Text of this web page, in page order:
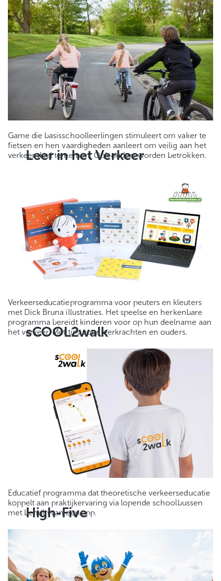
Game die basisschoolleerlingen stimuleert om vaker te
fietsen en hen vaardigheden aanleert om veilig aan het
verkeer deel te nemen. Ook ouders worden betrokken.
Leer in het Verkeer
Verkeerseducatieprogramma voor peuters en kleuters
met Dick Bruna illustraties. Het speelse en herkenbare
programma bereidt kinderen voor op hun deelname aan
het verkeer. Met tips voor leerkrachten en ouders.
sCOOL2walk
Educatief programma dat theoretische verkeerseducatie
koppelt aan praktijkervaring via lopende schoolbussen
met behulp van een app.
High-Five